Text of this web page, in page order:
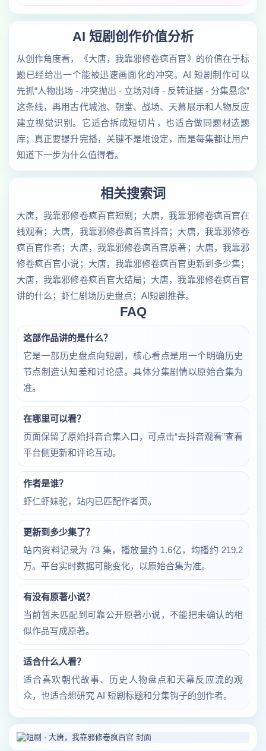
AI 短剧创作价值分析
从创作角度看，《大唐，我靠邪修卷疯百官》的价值在于标
题已经给出一个能被迅速画面化的冲突。AI 短剧制作可以
先抓“人物出场 - 冲突抛出 - 立场对峙 - 反转证据 - 分集悬念”
这条线，再用古代城池、朝堂、战场、天幕展示和人物反应
建立视觉识别。它适合拆成短切片，也适合做同题材选题
库；真正要提升完播，关键不是堆设定，而是每集都让用户
知道下一步为什么值得看。
相关搜索词
大唐，我靠邪修卷疯百官短剧；大唐，我靠邪修卷疯百官在
线观看；大唐，我靠邪修卷疯百官抖音；大唐，我靠邪修卷
疯百官作者；大唐，我靠邪修卷疯百官原著；大唐，我靠邪
修卷疯百官小说；大唐，我靠邪修卷疯百官更新到多少集；
大唐，我靠邪修卷疯百官大结局；大唐，我靠邪修卷疯百官
讲的什么；虾仁剧场历史盘点；AI短剧推荐。
FAQ
这部作品讲的是什么？
它是一部历史盘点向短剧，核心看点是用一个明确历史
节点制造认知差和讨论感。具体分集剧情以原始合集为
准。
在哪里可以看？
页面保留了原始抖音合集入口，可点击“去抖音观看”查看
平台侧更新和评论互动。
作者是谁？
虾仁虾妹驼，站内已匹配作者页。
更新到多少集了？
站内资料记录为 73 集，播放量约 1.6亿，均播约 219.2
万。平台实时数据可能变化，以原始合集为准。
有没有原著小说？
当前暂未匹配到可靠公开原著小说，不能把未确认的相
似作品写成原著。
适合什么人看？
适合喜欢朝代故事、历史人物盘点和天幕反应流的观
众，也适合想研究 AI 短剧标题和分集钩子的创作者。